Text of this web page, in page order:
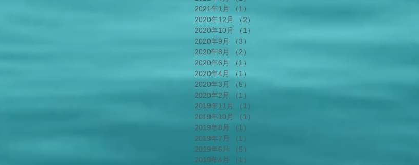
2021年1月
（1）
2020年12月
（2）
2020年10月
（1）
2020年9月
（3）
2020年8月
（2）
2020年6月
（1）
2020年4月
（1）
2020年3月
（5）
2020年2月
（1）
2019年11月
（1）
2019年10月
（1）
2019年8月
（1）
2019年7月
（1）
2019年6月
（5）
2019年4月
（1）